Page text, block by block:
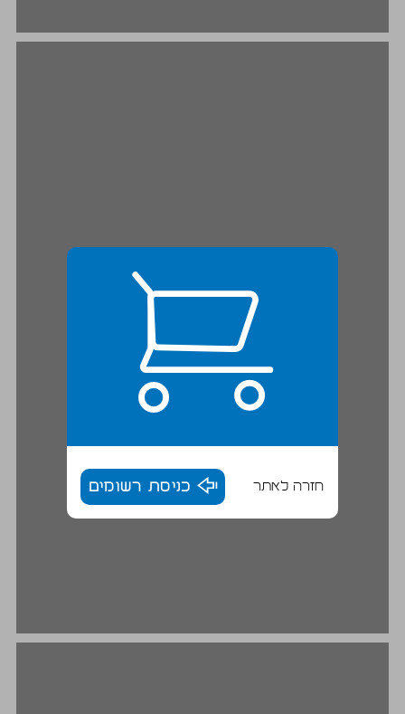
בעיית המחסור ובעיות היסוד בכלכלה ... 18
חזרה לאתר כניסת רשומים
הדרכים לפתרון בעיית המחסור ... 19